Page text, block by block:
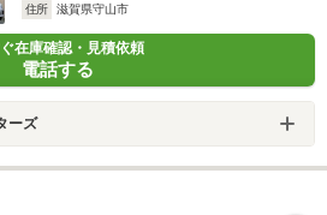
住所
滋賀県守山市
在庫確認・見積依頼
電話する
ーズ